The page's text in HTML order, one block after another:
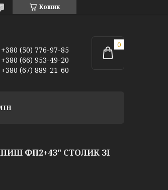
Кошик
+380 (50) 776-97-85
+380 (66) 953-49-20
+380 (67) 889-21-60
ФП2+4З" СТОЛИК ЗІ